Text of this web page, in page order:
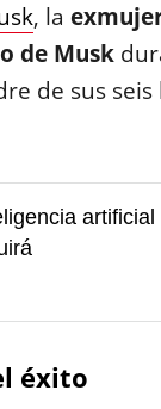
, la
de Musk
de sus
éxito